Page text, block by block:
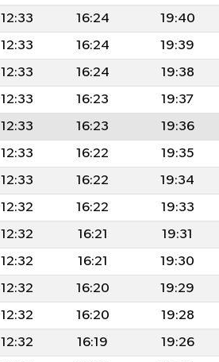
12:33 16:24 19:40
12:33 16:24 19:39
12:33 16:24 19:38
12:33 16:23 19:37
12:33 16:23 19:36
12:33 16:22 19:35
12:33 16:22 19:34
12:32 16:22 19:33
12:32 16:21 19:31
12:32 16:21 19:30
12:32 16:20 19:29
12:32 16:20 19:28
12:32 16:19 19:26